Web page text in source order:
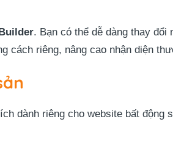
. Bạn có thể dễ dàng thay đổi
cách riêng, nâng cao nhận diện
dành riêng cho website bất động